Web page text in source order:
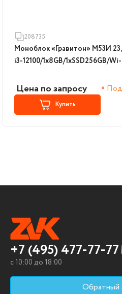
208735
Моноблок «Гравитон» М53И
i3-12100/1x8GB/1xSSD256GB/Wi-
Цена по запросу Под
Купить
+7 (495) 477-77-77
c 10:00 до 18:00
Обратный